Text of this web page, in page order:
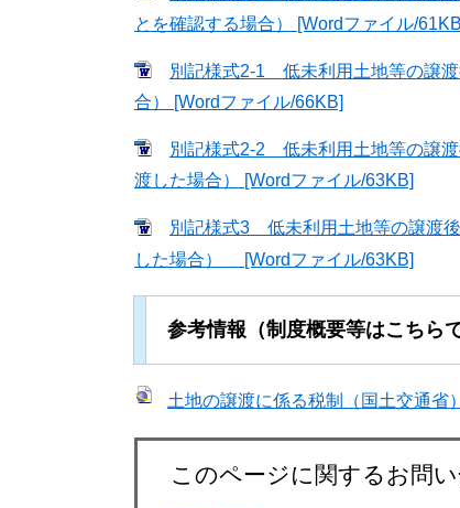
とを確認する場合） [Wordファイル/
別記様式2-1 低未利用土地等の譲
合） [Wordファイル/66KB]
別記様式2-2 低未利用土地等の譲
渡した場合） [Wordファイル/63KB]
別記様式3 低未利用土地等の譲渡
した場合） [Wordファイル/63KB]
参考情報（制度概要等はこちら
土地の譲渡に係る税制（国土交通省）
このページに関するお問